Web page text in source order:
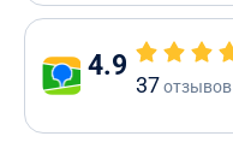
4.9
37отзывов